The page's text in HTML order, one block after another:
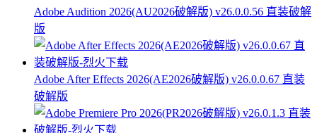
Adobe Audition 2026(AU2026破解版) v26.0.0.56 直装破解
版
Adobe After Effects 2026(AE2026破解版) v26.0.0.67 直装
破解版